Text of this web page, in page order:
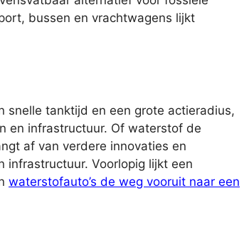
bussen en vrachtwagens lijkt
snelle tanktijd en een grote actieradius,
en infrastructuur. Of waterstof de
af van verdere innovaties en
infrastructuur. Voorlopig lijkt een
waterstofauto’s de weg vooruit naar een